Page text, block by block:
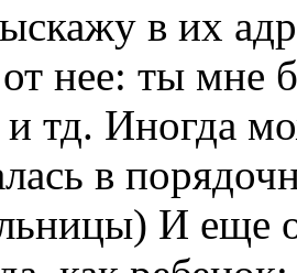
в их
нее: ты мне
тд. Иногда
в
И еще